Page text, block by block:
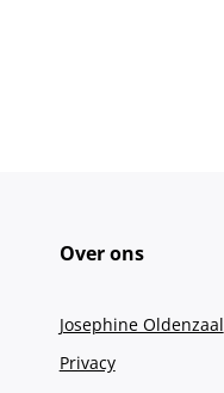
Over ons
Josephine Oldenzaal
Privacy